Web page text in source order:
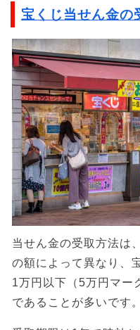
宝くじ当せん金の
当せん金の受取方法は
の額によって異なり、
1万円以下（5万円マー
であることが多いです。